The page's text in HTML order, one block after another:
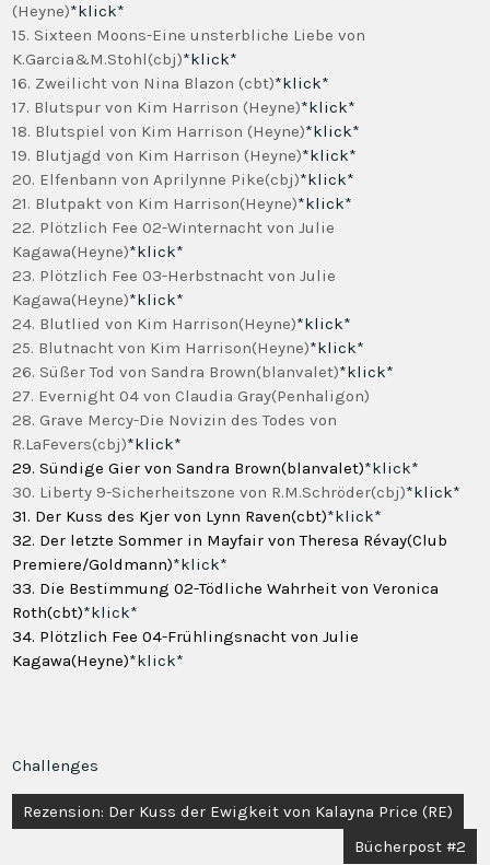
(Heyne)*klick*
15. Sixteen Moons-Eine unsterbliche Liebe von
K.Garcia&M.Stohl(cbj)*klick*
16. Zweilicht von Nina Blazon (cbt)*klick*
17. Blutspur von Kim Harrison (Heyne)*klick*
18. Blutspiel von Kim Harrison (Heyne)*klick*
19. Blutjagd von Kim Harrison (Heyne)*klick*
20. Elfenbann von Aprilynne Pike(cbj)*klick*
21. Blutpakt von Kim Harrison(Heyne)*klick*
22. Plötzlich Fee 02-Winternacht von Julie
Kagawa(Heyne)*klick*
23. Plötzlich Fee 03-Herbstnacht von Julie
Kagawa(Heyne)*klick*
24. Blutlied von Kim Harrison(Heyne)*klick*
25. Blutnacht von Kim Harrison(Heyne)*klick*
26. Süßer Tod von Sandra Brown(blanvalet)*klick*
27. Evernight 04 von Claudia Gray(Penhaligon)
28. Grave Mercy-Die Novizin des Todes von
R.LaFevers(cbj)*klick*
29. Sündige Gier von Sandra Brown(blanvalet)*klick*
30. Liberty 9-Sicherheitszone von R.M.Schröder(cbj)*klick*
31. Der Kuss des Kjer von Lynn Raven(cbt)*klick*
32. Der letzte Sommer in Mayfair von Theresa Révay(Club
Premiere/Goldmann)*klick*
33. Die Bestimmung 02-Tödliche Wahrheit von Veronica
Roth(cbt)*klick*
34. Plötzlich Fee 04-Frühlingsnacht von Julie
Kagawa(Heyne)*klick*
Challenges
Beitragsnavigation
Rezension: Der Kuss der Ewigkeit von Kalayna Price (RE)
Bücherpost #2